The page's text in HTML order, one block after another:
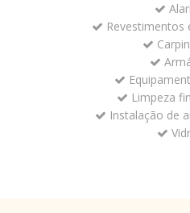
Revestimentos
Limpeza
Instalação de